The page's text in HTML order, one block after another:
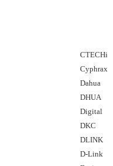
CTECHi
Cyphrax
Dahua
DHUA
Digital
DKC
DLINK
D-Link